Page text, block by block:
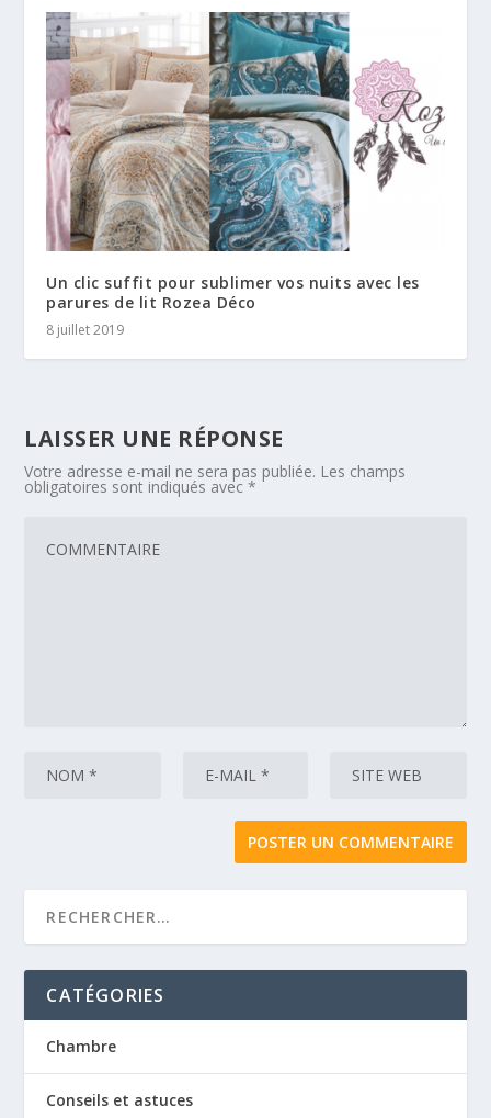
Un clic suffit pour sublimer vos nuits avec les
parures de lit Rozea Déco
8 juillet 2019
LAISSER UNE RÉPONSE
Votre adresse e-mail ne sera pas publiée. Les champs
obligatoires sont indiqués avec*
CATÉGORIES
Chambre
Conseils et astuces